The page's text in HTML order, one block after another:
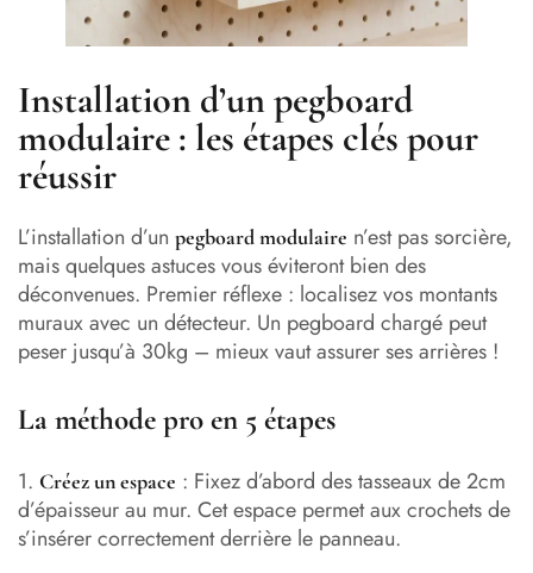
Installation d’un pegboard
modulaire : les étapes clés pour
réussir
L’installation d’un pegboard modulaire n’est pas sorcière,
mais quelques astuces vous éviteront bien des
déconvenues. Premier réflexe : localisez vos montants
muraux avec un détecteur. Un pegboard chargé peut
peser jusqu’à 30kg – mieux vaut assurer ses arrières !
La méthode pro en 5 étapes
1. Créez un espace : Fixez d’abord des tasseaux de 2cm
d’épaisseur au mur. Cet espace permet aux crochets de
s’insérer correctement derrière le panneau.